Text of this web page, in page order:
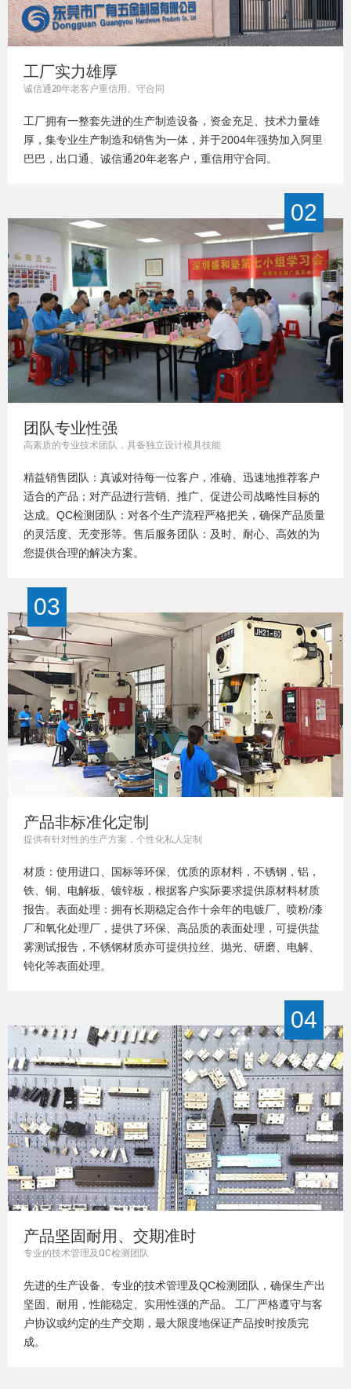
工厂实力雄厚
诚信通20年老客户重信用、守合同
工厂拥有一整套先进的生产制造设备，资金充足、技术力量雄
厚，集专业生产制造和销售为一体，并于2004年强势加入阿里
巴巴，出口通、诚信通20年老客户，重信用守合同。
02
团队专业性强
高素质的专业技术团队，具备独立设计模具技能
精益销售团队：真诚对待每一位客户，准确、迅速地推荐客户
适合的产品；对产品进行营销、推广、促进公司战略性目标的
达成。QC检测团队：对各个生产流程严格把关，确保产品质量
的灵活度、无变形等。售后服务团队：及时、耐心、高效的为
您提供合理的解决方案。
03
产品非标准化定制
提供有针对性的生产方案，个性化私人定制
材质：使用进口、国标等环保、优质的原材料，不锈钢，铝，
铁、铜、电解板、镀锌板，根据客户实际要求提供原材料材质
报告。表面处理：拥有长期稳定合作十余年的电镀厂、喷粉/漆
厂和氧化处理厂，提供了环保、高品质的表面处理，可提供盐
雾测试报告，不锈钢材质亦可提供拉丝、抛光、研磨、电解、
钝化等表面处理。
04
产品坚固耐用、交期准时
专业的技术管理及QC检测团队
先进的生产设备、专业的技术管理及QC检测团队，确保生产出
坚固、耐用，性能稳定、实用性强的产品。 工厂严格遵守与客
户协议或约定的生产交期，最大限度地保证产品按时按质完
成。